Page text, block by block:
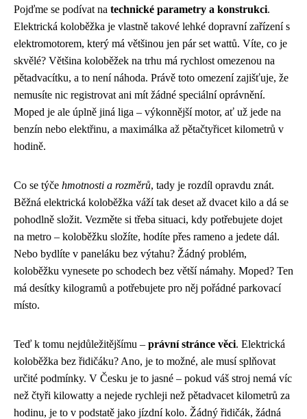
Pojďme se podívat na technické parametry a konstrukci.
Elektrická koloběžka je vlastně takové lehké dopravní zařízení s
elektromotorem, který má většinou jen pár set wattů. Víte, co je
skvělé? Většina koloběžek na trhu má rychlost omezenou na
pětadvacítku, a to není náhoda. Právě toto omezení zajišťuje, že
nemusíte nic registrovat ani mít žádné speciální oprávnění.
Moped je ale úplně jiná liga – výkonnější motor, ať už jede na
benzín nebo elektřinu, a maximálka až pětačtyřicet kilometrů v
hodině.
Co se týče hmotnosti a rozměrů, tady je rozdíl opravdu znát.
Běžná elektrická koloběžka váží tak deset až dvacet kilo a dá se
pohodlně složit. Vezměte si třeba situaci, kdy potřebujete dojet
na metro – koloběžku složíte, hodíte přes rameno a jedete dál.
Nebo bydlíte v paneláku bez výtahu? Žádný problém,
koloběžku vynesete po schodech bez větší námahy. Moped? Ten
má desítky kilogramů a potřebujete pro něj pořádné parkovací
místo.
Teď k tomu nejdůležitějšímu – právní stránce věci. Elektrická
koloběžka bez řidičáku? Ano, je to možné, ale musí splňovat
určité podmínky. V Česku je to jasné – pokud váš stroj nemá víc
než čtyři kilowatty a nejede rychleji než pětadvacet kilometrů za
hodinu, je to v podstatě jako jízdní kolo. Žádný řidičák, žádná